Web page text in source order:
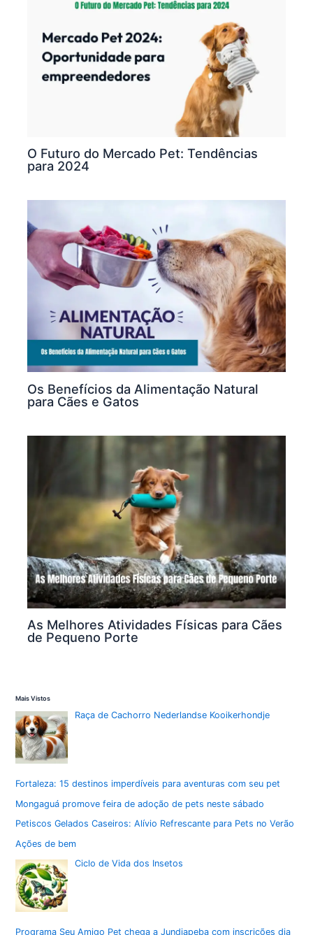
O Futuro do Mercado Pet: Tendências
para 2024
Os Benefícios da Alimentação Natural
para Cães e Gatos
As Melhores Atividades Físicas para Cães
de Pequeno Porte
Mais Vistos
Raça de Cachorro Nederlandse Kooikerhondje
Fortaleza: 15 destinos imperdíveis para aventuras com seu pet
Mongaguá promove feira de adoção de pets neste sábado
Petiscos Gelados Caseiros: Alívio Refrescante para Pets no Verão
Ações de bem
Ciclo de Vida dos Insetos
Programa Seu Amigo Pet chega a Jundiapeba com inscrições dia